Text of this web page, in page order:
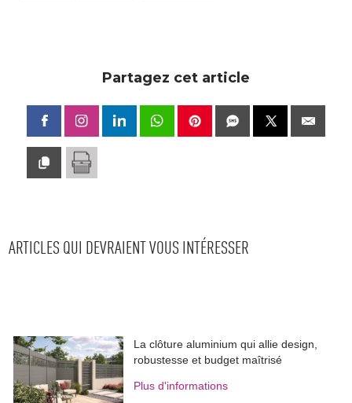
Partagez cet article
ARTICLES QUI DEVRAIENT VOUS INTÉRESSER
La clôture aluminium qui allie design,
robustesse et budget maîtrisé
Plus d'informations